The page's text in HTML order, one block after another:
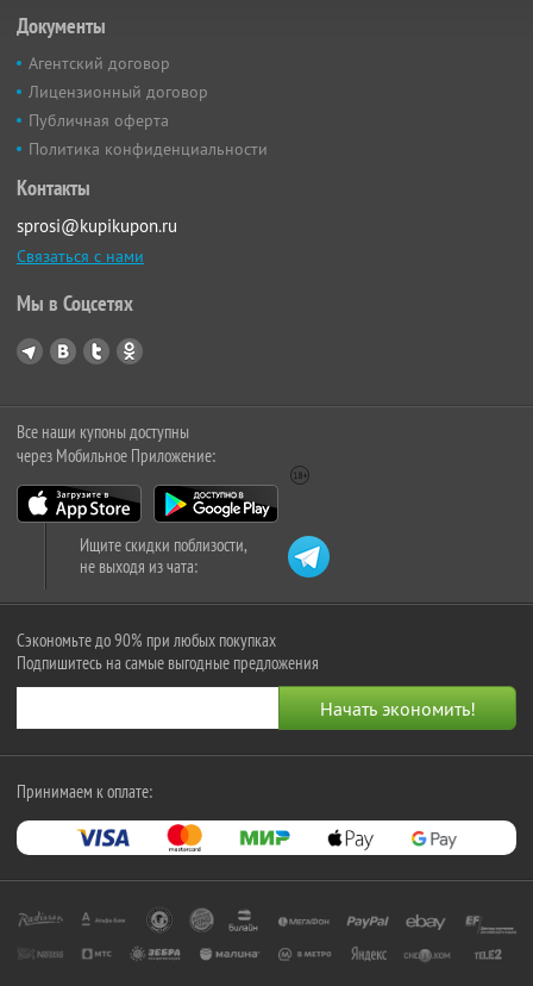
Документы
Агентский договор
Лицензионный договор
Публичная оферта
Политика конфиденциальности
Контакты
sprosi@kupikupon.ru
Связаться с нами
Мы в Соцсетях
Все наши купоны доступны
через Мобильное Приложение:
Ищите скидки поблизости,
не выходя из чата:
Сэкономьте до 90% при любых покупках
Подпишитесь на самые выгодные предложения
Принимаем к оплате: